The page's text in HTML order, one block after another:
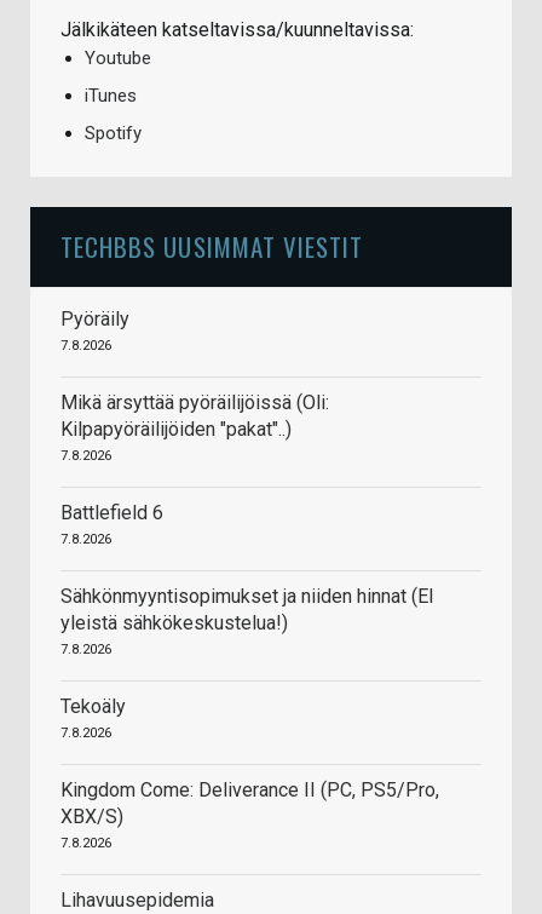
Jälkikäteen katseltavissa/kuunneltavissa:
Youtube
iTunes
Spotify
TECHBBS UUSIMMAT VIESTIT
Pyöräily
7.8.2026
Mikä ärsyttää pyöräilijöissä (Oli:
Kilpapyöräilijöiden "pakat"..)
7.8.2026
Battlefield 6
7.8.2026
Sähkönmyyntisopimukset ja niiden hinnat (EI
yleistä sähkökeskustelua!)
7.8.2026
Tekoäly
7.8.2026
Kingdom Come: Deliverance II (PC, PS5/Pro,
XBX/S)
7.8.2026
Lihavuusepidemia